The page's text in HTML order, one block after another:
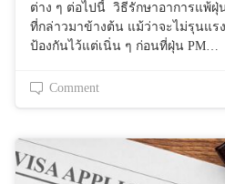
ต่าง ๆ ต่อไปนี้ วิธีรักษาอาการแพ้
ที่กล่าวมาข้างต้น แม้ว่าจะไม่รุนแร
ป้องกันไว้แต่เนิ่น ๆ ก่อนที่ฝุ่น PM…
Comment